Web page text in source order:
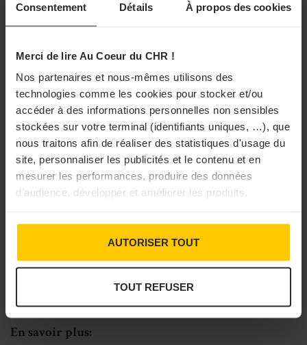
Consentement Détails À propos des cookies
Merci de lire Au Coeur du CHR !
Nos partenaires et nous-mêmes utilisons des
technologies comme les cookies pour stocker et/ou
accéder à des informations personnelles non sensibles
stockées sur votre terminal (identifiants uniques, …), que
nous traitons afin de réaliser des statistiques d'usage du
site, personnaliser les publicités et le contenu et en
mesurer les performances, produire des données
d’audience, développer et améliorer les produits.
AUTORISER TOUT
TOUT REFUSER
de brochettes d’escargots enrobés de lard gras, avec une
mettre en valeur le produit bourbonnais: la Table de
Marlène Chaussemy, toujours dans la cité thermale de
Vichy. Elle les travaille en cromesquis à la persillade et
en ravioles au bleu de Laqueuille, mêlés à une crème
légère à l’ail d’Auvergne, un plat signature
incontournable de l’établissement. Une belle
reconnaissance pour ces gros gris élevés au cœur du
Bourbonnais par Laurence Finet.
Laurence Finet propose une déclinaison de
recettes pour voir et goûter l’escargot autrement.
En savoir plus: